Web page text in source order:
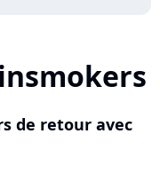
de retour avec